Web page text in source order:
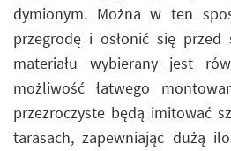
dymionym. Można w ten
przegrodę i osłonić się przed
materiału wybierany jest
możliwość łatwego
przezroczyste będą imitować
tarasach, zapewniając dużą